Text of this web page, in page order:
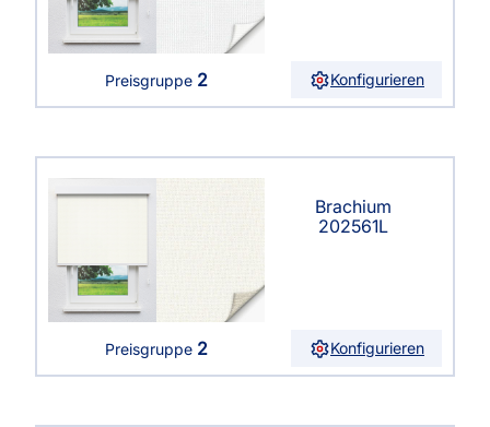
Preisgruppe 2 Konfigurieren
Brachium
202561L
Preisgruppe 2 Konfigurieren